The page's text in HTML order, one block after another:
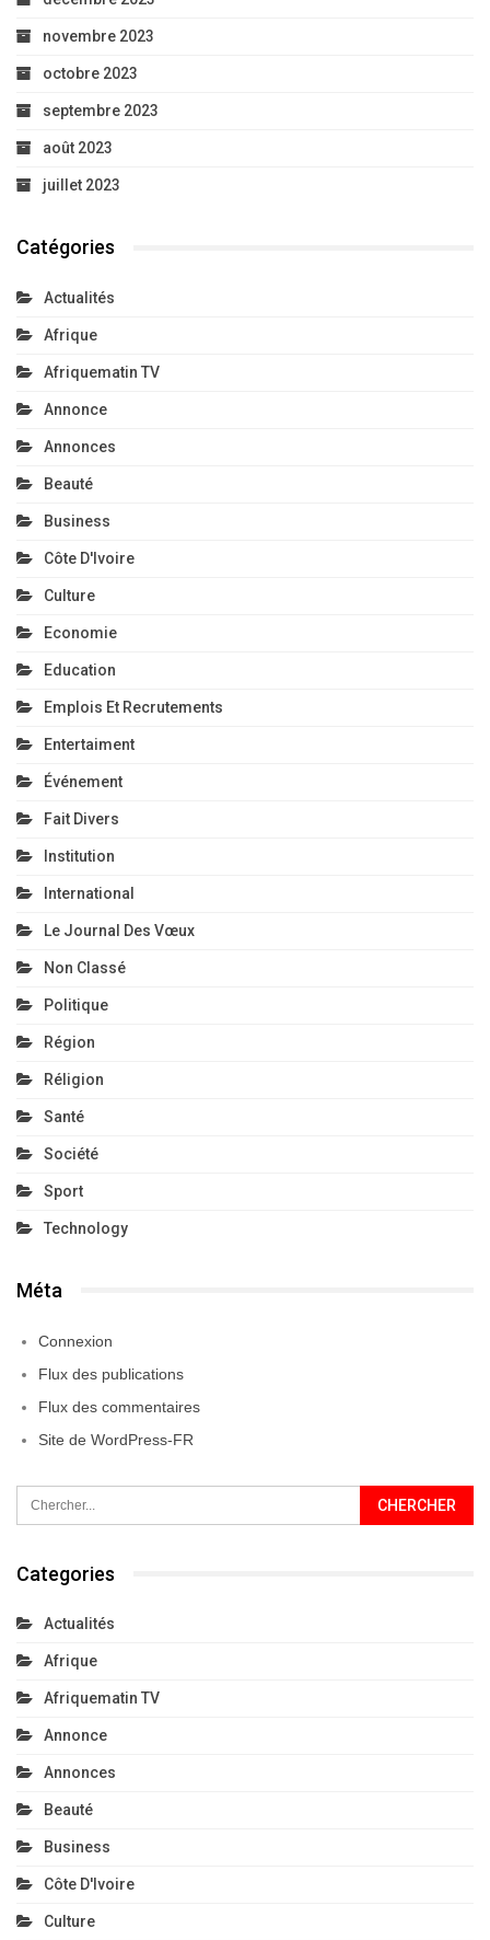
novembre 2023
octobre 2023
septembre 2023
août 2023
juillet 2023
Catégories
Actualités
Afrique
Afriquematin TV
Annonce
Annonces
Beauté
Business
Côte D'Ivoire
Culture
Economie
Education
Emplois Et Recrutements
Entertaiment
Événement
Fait Divers
Institution
International
Le Journal Des Vœux
Non Classé
Politique
Région
Réligion
Santé
Société
Sport
Technology
Méta
Connexion
Flux des publications
Flux des commentaires
Site de WordPress-FR
Categories
Actualités
Afrique
Afriquematin TV
Annonce
Annonces
Beauté
Business
Côte D'Ivoire
Culture